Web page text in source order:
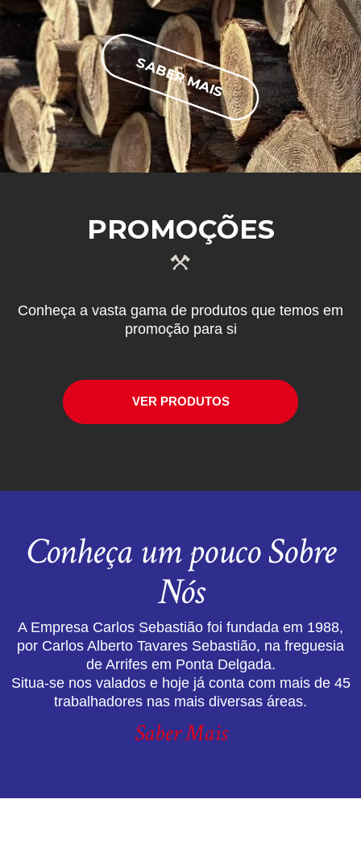
SABER MAIS
PROMOÇÕES
Conheça a vasta gama de produtos que temos em
promoção para si
VER PRODUTOS
Conheça um pouco Sobre
Nós
A Empresa Carlos Sebastião foi fundada em 1988,
por Carlos Alberto Tavares Sebastião, na freguesia
de Arrifes em Ponta Delgada.
Situa-se nos valados e hoje já conta com mais de 45
trabalhadores nas mais diversas áreas.
Saber Mais